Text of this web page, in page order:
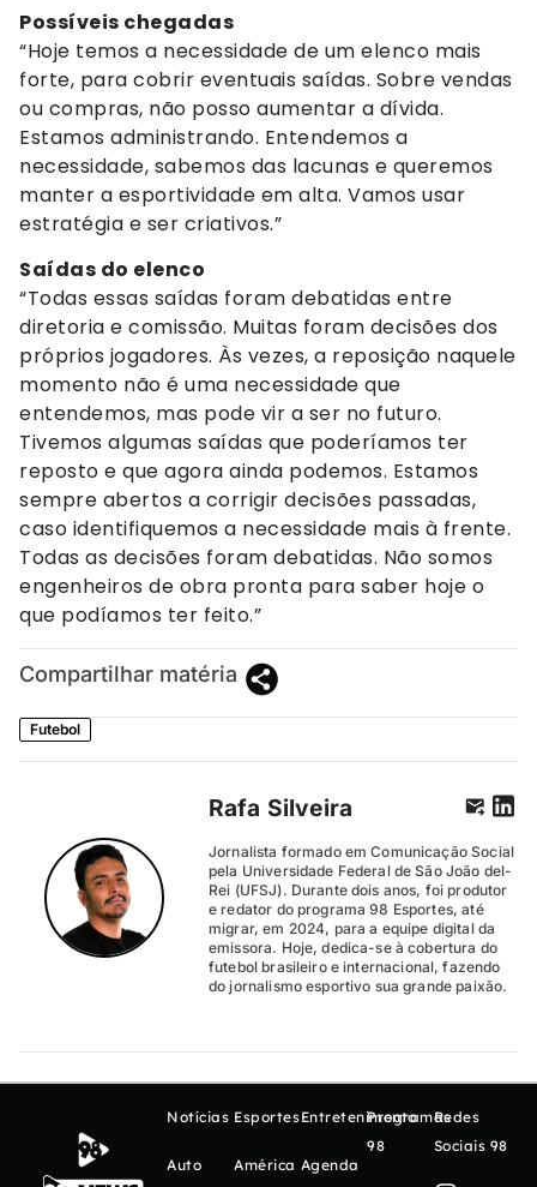
Possíveis chegadas
“Hoje temos a necessidade de um elenco mais
forte, para cobrir eventuais saídas. Sobre vendas
ou compras, não posso aumentar a dívida.
Estamos administrando. Entendemos a
necessidade, sabemos das lacunas e queremos
manter a esportividade em alta. Vamos usar
estratégia e ser criativos.”
Saídas do elenco
“Todas essas saídas foram debatidas entre
diretoria e comissão. Muitas foram decisões dos
próprios jogadores. Às vezes, a reposição naquele
momento não é uma necessidade que
entendemos, mas pode vir a ser no futuro.
Tivemos algumas saídas que poderíamos ter
reposto e que agora ainda podemos. Estamos
sempre abertos a corrigir decisões passadas,
caso identifiquemos a necessidade mais à frente.
Todas as decisões foram debatidas. Não somos
engenheiros de obra pronta para saber hoje o
que podíamos ter feito.”
Compartilhar matéria
Futebol
Rafa Silveira
Jornalista formado em Comunicação Social
pela Universidade Federal de São João del-
Rei (UFSJ). Durante dois anos, foi produtor
e redator do programa 98 Esportes, até
migrar, em 2024, para a equipe digital da
emissora. Hoje, dedica-se à cobertura do
futebol brasileiro e internacional, fazendo
do jornalismo esportivo sua grande paixão.
Notícias
Auto
Esportes
América
Entretenimento
Agenda
Programas
98
Redes
Sociais 98